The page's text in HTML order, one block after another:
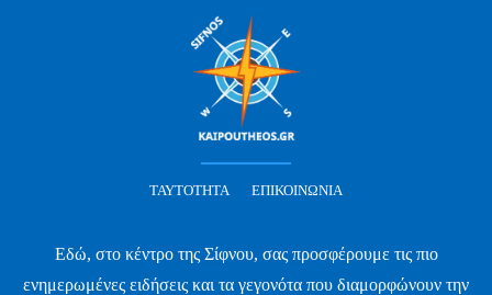
ΤΑΥΤΌΤΗΤΑ ΕΠΙΚΟΙΝΩΝΊΑ
Εδώ, στο κέντρο της Σίφνου, σας προσφέρουμε τις πιο
ενημερωμένες ειδήσεις και τα γεγονότα που διαμορφώνουν την